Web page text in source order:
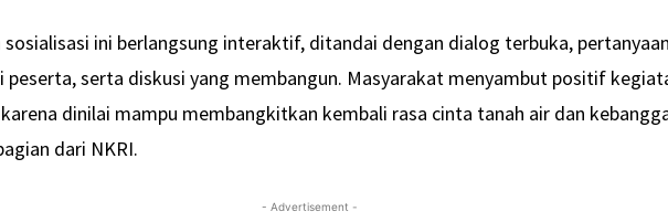
sosialisasi ini berlangsung interaktif, ditandai dengan dialog terbuka, pertanyaan
peserta, serta diskusi yang membangun. Masyarakat menyambut positif
dinilai mampu membangkitkan kembali rasa cinta tanah air dan
dari NKRI.
- Advertisement -